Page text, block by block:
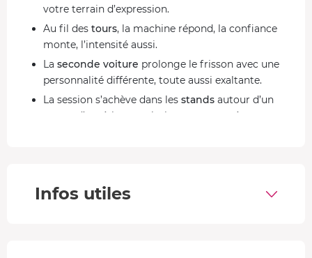
votre terrain d’expression.
Au fil des tours, la machine répond, la confiance
monte, l’intensité aussi.
La seconde voiture prolonge le frisson avec une
personnalité différente, toute aussi exaltante.
La session s’achève dans les stands autour d’un
retour d’expérience valorisant, couronné par votre
Lamborghini Huracán STO :
bondir à 100 km/h : la version la plus extrême de la
Infos utiles